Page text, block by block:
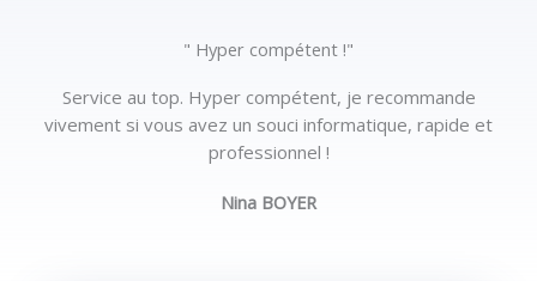
" Hyper compétent !"
Service au top. Hyper compétent, je recommande
vivement si vous avez un souci informatique, rapide et
professionnel !
Nina BOYER